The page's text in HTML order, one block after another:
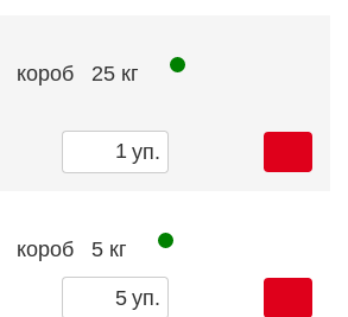
короб 25 кг
уп.
короб 5 кг
уп.